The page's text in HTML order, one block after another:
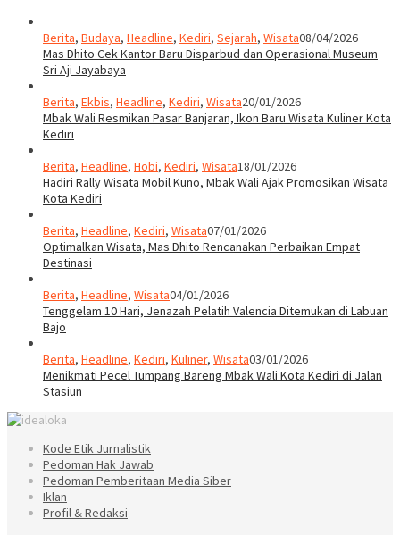
Berita, Budaya, Headline, Kediri, Sejarah, Wisata08/04/2026
Mas Dhito Cek Kantor Baru Disparbud dan Operasional Museum
Sri Aji Jayabaya
Berita, Ekbis, Headline, Kediri, Wisata20/01/2026
Mbak Wali Resmikan Pasar Banjaran, Ikon Baru Wisata Kuliner Kota
Kediri
Berita, Headline, Hobi, Kediri, Wisata18/01/2026
Hadiri Rally Wisata Mobil Kuno, Mbak Wali Ajak Promosikan Wisata
Kota Kediri
Berita, Headline, Kediri, Wisata07/01/2026
Optimalkan Wisata, Mas Dhito Rencanakan Perbaikan Empat
Destinasi
Berita, Headline, Wisata04/01/2026
Tenggelam 10 Hari, Jenazah Pelatih Valencia Ditemukan di Labuan
Bajo
Berita, Headline, Kediri, Kuliner, Wisata03/01/2026
Menikmati Pecel Tumpang Bareng Mbak Wali Kota Kediri di Jalan
Stasiun
Kode Etik Jurnalistik
Pedoman Hak Jawab
Pedoman Pemberitaan Media Siber
Iklan
Profil & Redaksi